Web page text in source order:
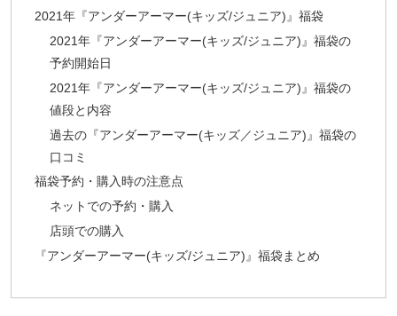
2021年『アンダーアーマー(キッズ/ジュニア)』福袋
2021年『アンダーアーマー(キッズ/ジュニア)』福袋の
予約開始日
2021年『アンダーアーマー(キッズ/ジュニア)』福袋の
値段と内容
過去の『アンダーアーマー(キッズ／ジュニア)』福袋の
口コミ
福袋予約・購入時の注意点
ネットでの予約・購入
店頭での購入
『アンダーアーマー(キッズ/ジュニア)』福袋まとめ